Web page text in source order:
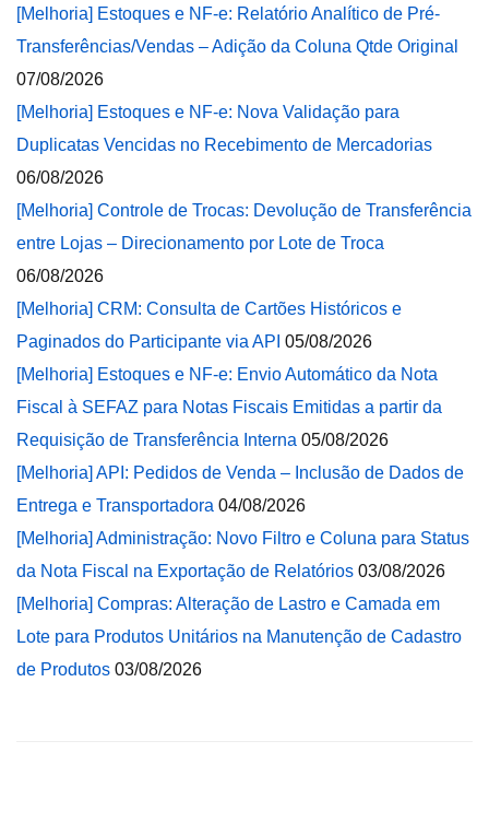
[Melhoria] Estoques e NF-e: Relatório Analítico de Pré-
Transferências/Vendas – Adição da Coluna Qtde Original
07/08/2026
[Melhoria] Estoques e NF-e: Nova Validação para
Duplicatas Vencidas no Recebimento de Mercadorias
06/08/2026
[Melhoria] Controle de Trocas: Devolução de Transferência
entre Lojas – Direcionamento por Lote de Troca
06/08/2026
[Melhoria] CRM: Consulta de Cartões Históricos e
Paginados do Participante via API 05/08/2026
[Melhoria] Estoques e NF-e: Envio Automático da Nota
Fiscal à SEFAZ para Notas Fiscais Emitidas a partir da
Requisição de Transferência Interna 05/08/2026
[Melhoria] API: Pedidos de Venda – Inclusão de Dados de
Entrega e Transportadora 04/08/2026
[Melhoria] Administração: Novo Filtro e Coluna para Status
da Nota Fiscal na Exportação de Relatórios 03/08/2026
[Melhoria] Compras: Alteração de Lastro e Camada em
Lote para Produtos Unitários na Manutenção de Cadastro
de Produtos 03/08/2026